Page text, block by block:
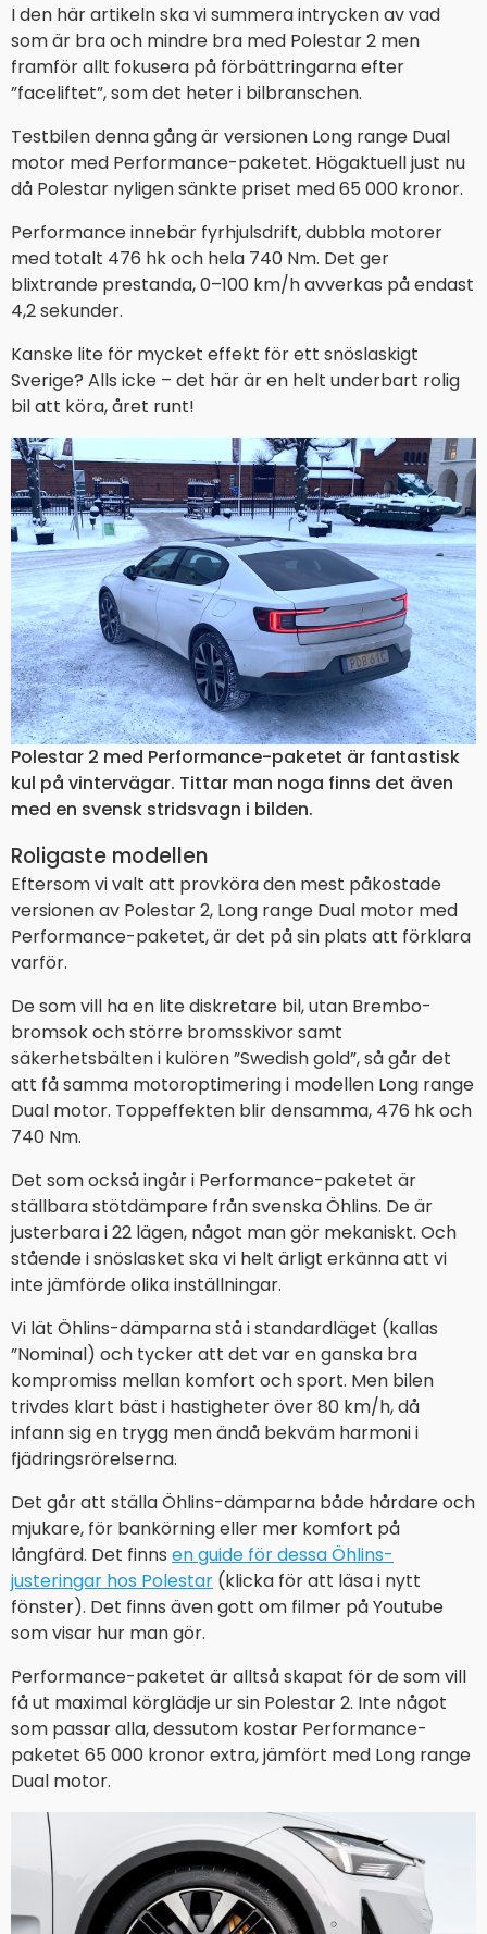
I den här artikeln ska vi summera intrycken av vad
som är bra och mindre bra med Polestar 2 men
framför allt fokusera på förbättringarna efter
”faceliftet”, som det heter i bilbranschen.
Testbilen denna gång är versionen Long range Dual
motor med Performance-paketet. Högaktuell just nu
då Polestar nyligen sänkte priset med 65 000 kronor.
Performance innebär fyrhjulsdrift, dubbla motorer
med totalt 476 hk och hela 740 Nm. Det ger
blixtrande prestanda, 0–100 km/h avverkas på endast
4,2 sekunder.
Kanske lite för mycket effekt för ett snöslaskigt
Sverige? Alls icke – det här är en helt underbart rolig
bil att köra, året runt!
Polestar 2 med Performance-paketet är fantastisk
kul på vintervägar. Tittar man noga finns det även
med en svensk stridsvagn i bilden.
Roligaste modellen
Eftersom vi valt att provköra den mest påkostade
versionen av Polestar 2, Long range Dual motor med
Performance-paketet, är det på sin plats att förklara
varför.
De som vill ha en lite diskretare bil, utan Brembo-
bromsok och större bromsskivor samt
säkerhetsbälten i kulören ”Swedish gold”, så går det
att få samma motoroptimering i modellen Long range
Dual motor. Toppeffekten blir densamma, 476 hk och
740 Nm.
Det som också ingår i Performance-paketet är
ställbara stötdämpare från svenska Öhlins. De är
justerbara i 22 lägen, något man gör mekaniskt. Och
stående i snöslasket ska vi helt ärligt erkänna att vi
inte jämförde olika inställningar.
Vi lät Öhlins-dämparna stå i standardläget (kallas
”Nominal) och tycker att det var en ganska bra
kompromiss mellan komfort och sport. Men bilen
trivdes klart bäst i hastigheter över 80 km/h, då
infann sig en trygg men ändå bekväm harmoni i
fjädringsrörelserna.
Det går att ställa Öhlins-dämparna både hårdare och
mjukare, för bankörning eller mer komfort på
långfärd. Det finns en guide för dessa Öhlins-
justeringar hos Polestar (klicka för att läsa i nytt
fönster). Det finns även gott om filmer på Youtube
som visar hur man gör.
Performance-paketet är alltså skapat för de som vill
få ut maximal körglädje ur sin Polestar 2. Inte något
som passar alla, dessutom kostar Performance-
paketet 65 000 kronor extra, jämfört med Long range
Dual motor.